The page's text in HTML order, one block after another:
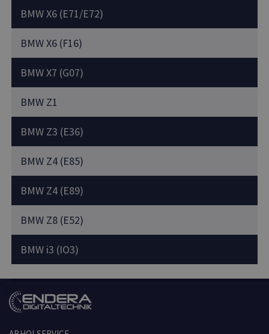
BMW X6 (E71/E72)
BMW X6 (F16)
BMW X7 (G07)
BMW Z1
BMW Z3 (E36)
BMW Z4 (E85)
BMW Z4 (E89)
BMW Z8 (E52)
BMW i3 (IO3)